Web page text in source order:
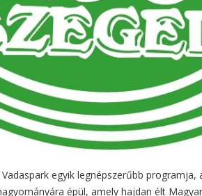
egyik legnépszerűbb
épül, amely hajdan élt